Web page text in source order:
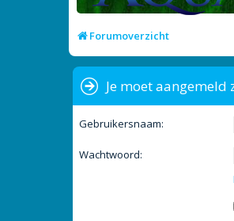
Forumoverzicht
Je moet
Gebruikersnaam:
Wachtwoord: